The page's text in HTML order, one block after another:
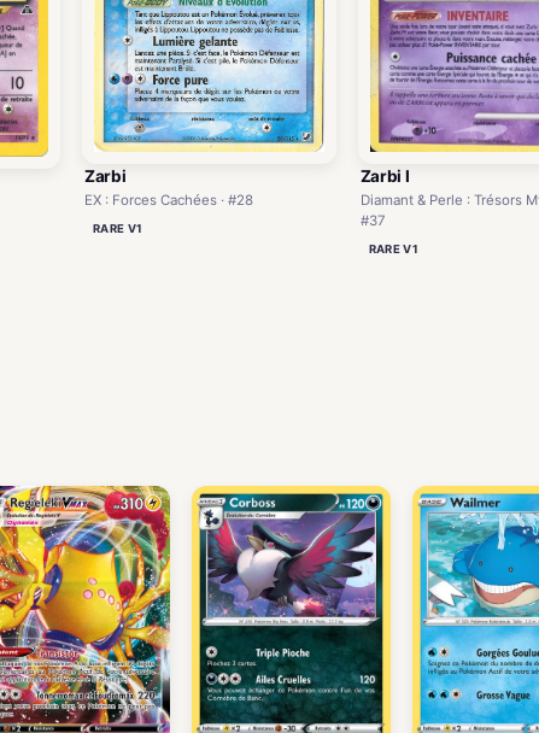
Zarbi
EX : Forces Cachées · #28
RARE V1
Zarbi I
Diamant & Perle : Trésors
#37
RARE V1